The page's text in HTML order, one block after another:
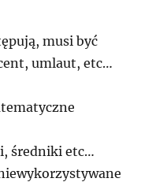
musi być
umlaut, etc…
średniki etc…